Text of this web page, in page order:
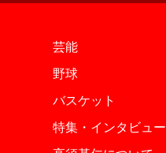
芸能
野球
バスケット
特集・インタビュー